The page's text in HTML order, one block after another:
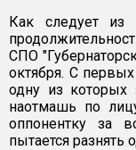
Как следует из
СПО
октября. С
одну из которых
наотмашь по
оппонентку за
пытается разнять